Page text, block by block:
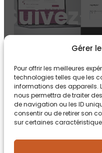
Gérer
Pour offrir les meilleures
technologies telles que les
informations des appareils.
nous permettra de traiter
de navigation ou les ID
consentir ou de retirer son
sur certaines
Suivez-
Mentions légalesRGPDDoué-en-
Segré
Agence éco-